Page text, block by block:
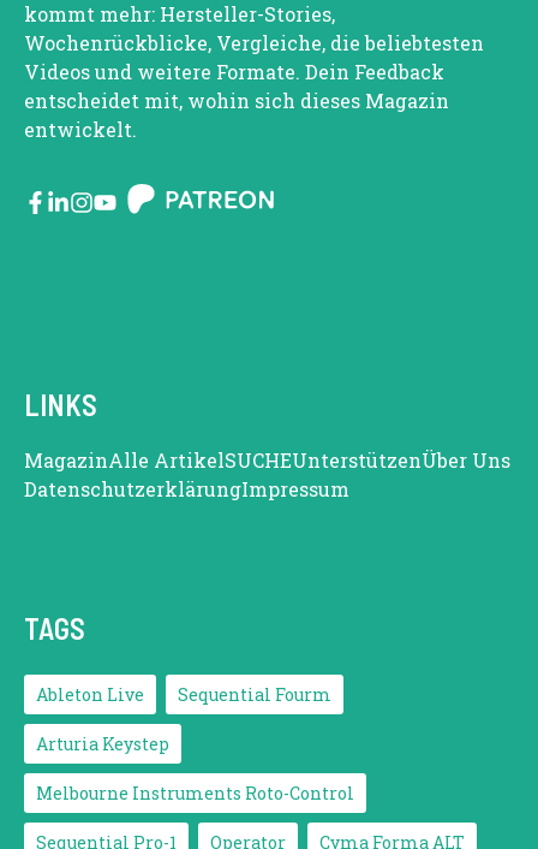
kommt mehr: Hersteller-Stories,
Wochenrückblicke, Vergleiche, die beliebtesten
Videos und weitere Formate. Dein Feedback
entscheidet mit, wohin sich dieses Magazin
entwickelt.
LINKS
MagazinAlle ArtikelSUCHEUnterstützenÜber Uns
DatenschutzerklärungImpressum
TAGS
Ableton Live Sequential Fourm
Arturia Keystep
Melbourne Instruments Roto-Control
Sequential Pro-1 Operator Cyma Forma ALT